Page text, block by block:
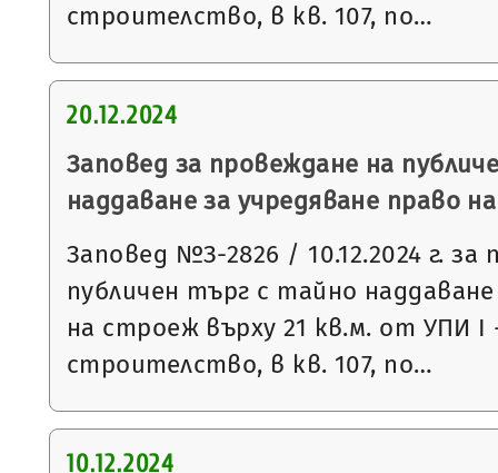
строителство, в кв. 107, по…
20.12.2024
Заповед за провеждане на
наддаване за учредяване право
Заповед №З-2826 / 10.12.2024 г. за
публичен търг с тайно
на строеж върху 21 кв.м. от УПИ
строителство, в кв. 107, по…
10.12.2024